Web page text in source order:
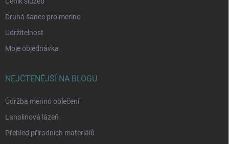
Druhá šance pro merino
Udržitelnost
Moje objednávka
NEJČTENĚJŠÍ NA BLOGU
Údržba merino oblečení
Lanolinová lázeň
Přehled přírodních materiálů